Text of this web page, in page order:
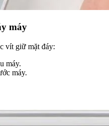
máy
vít giữ mặt đáy:
máy.
máy.